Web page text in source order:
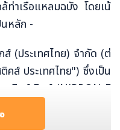
ท่าเรือแหลมฉบัง โดยเน้
นหลัก -
(ประเทศไทย) จำกัด (ต่
คส์ ประเทศไทย") ซึ่งเป็น
ลดิงส์ อิงค์ (NIPPON E
ปิดศูนย์โลจิสติกส์อีสเทิร์น